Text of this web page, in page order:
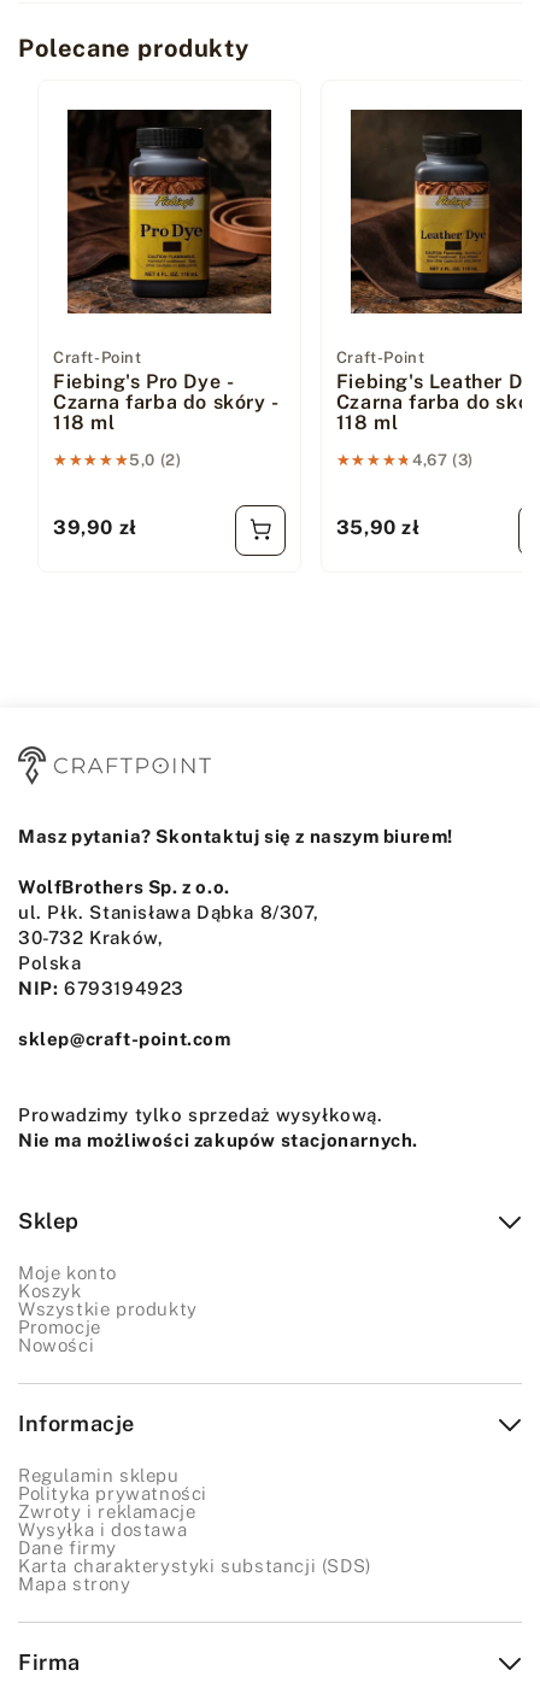
Polecane produkty
Dostawca:
Craft-Point
Fiebing's Pro Dye -
Czarna farba do skóry -
118 ml
★★★★★
★★★★★5,0 (2)
Cena regularna
39,90 zł
Dostawca:
Craft-Point
Fiebing's Leather
Czarna farba do
118 ml
★★★★★
★★★★★4,67 (3)
Cena regularna
35,90 zł
Masz pytania? Skontaktuj się z naszym biurem!
WolfBrothers Sp. z o.o.
ul. Płk. Stanisława Dąbka 8/307,
30-732 Kraków,
Polska
NIP: 6793194923
sklep@craft-point.com
Prowadzimy tylko sprzedaż wysyłkową.
Nie ma możliwości zakupów stacjonarnych.
Sklep
Moje konto
Koszyk
Wszystkie produkty
Promocje
Nowości
Informacje
Regulamin sklepu
Polityka prywatności
Zwroty i reklamacje
Wysyłka i dostawa
Dane firmy
Karta charakterystyki substancji (SDS)
Mapa strony
Firma